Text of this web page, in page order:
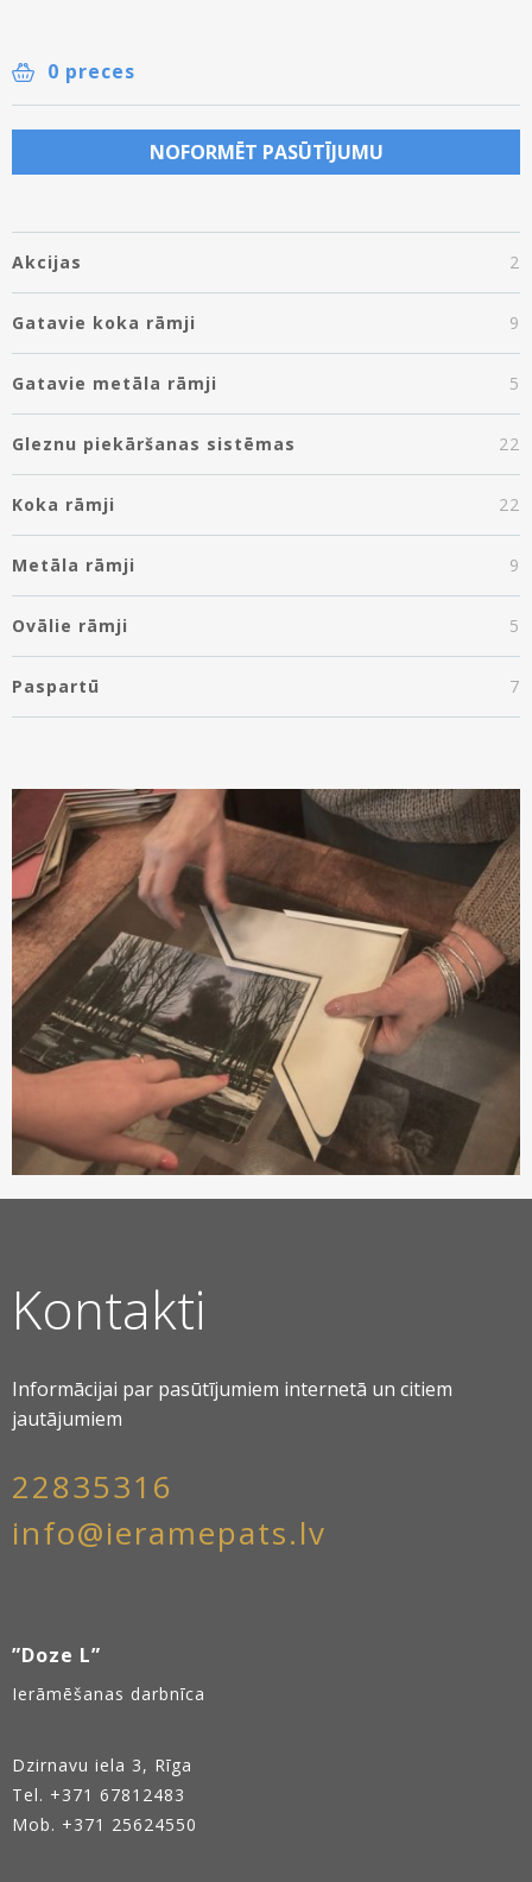
0 preces
NOFORMĒT PASŪTĪJUMU
Akcijas 2
Gatavie koka rāmji 9
Gatavie metāla rāmji 5
Gleznu piekāršanas sistēmas 22
Koka rāmji 22
Metāla rāmji 9
Ovālie rāmji 5
Paspartū 7
Kontakti
Informācijai par pasūtījumiem internetā un citiem
jautājumiem
22835316
info@ieramepats.lv
”Doze L”
Ierāmēšanas darbnīca
Dzirnavu iela 3, Rīga
Tel. +371 67812483
Mob. +371 25624550